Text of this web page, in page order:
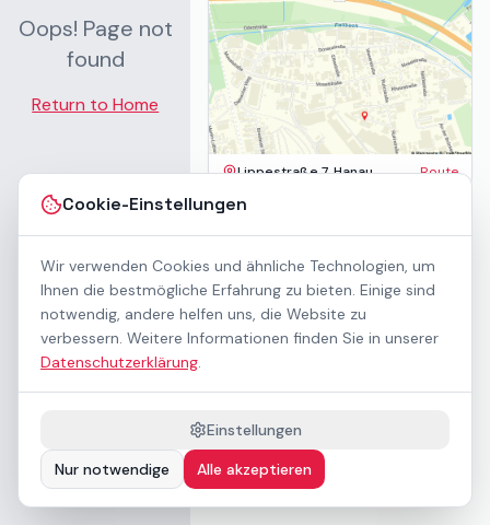
Cookie-Einstellungen
Wir verwenden Cookies und ähnliche Technologien, um
Ihnen die bestmögliche Erfahrung zu bieten. Einige sind
notwendig, andere helfen uns, die Website zu
verbessern. Weitere Informationen finden Sie in unserer
Datenschutzerklärung.
Einstellungen
Nur notwendige
Alle akzeptieren
Oops! Page not
found
Return to Home
Lippestraße 7, Hanau Route
Impressum
Barrierefreiheit
Kontakt
Mietbedingungen
Cookie-Einstellungen
Downloads
Preisliste (PDF)
Barrierefrei nach WCAG 2.1 AA